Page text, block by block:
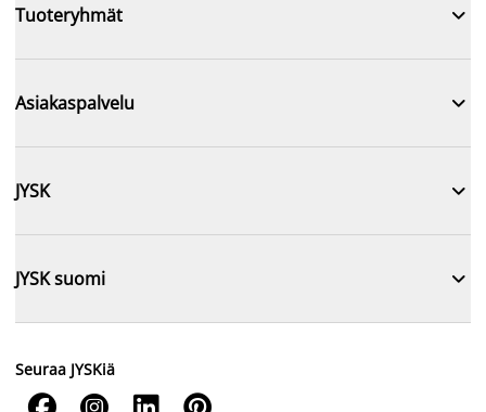
Tuoteryhmät 
Asiakaspalvelu 
JYSK 
JYSK suomi 
Seuraa JYSKiä